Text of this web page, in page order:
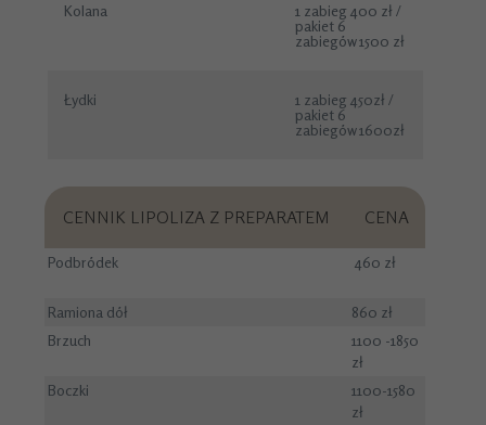
Kolana
1 zabieg 400 zł /
pakiet 6
zabiegów 1500 zł
Łydki
1 zabieg 450zł /
pakiet 6
zabiegów 1600zł
CENNIK LIPOLIZA Z PREPARATEM CENA
Podbródek 460 zł
Ramiona dół
860 zł
Brzuch
1100 -1850
zł
Boczki
1100-1580
zł